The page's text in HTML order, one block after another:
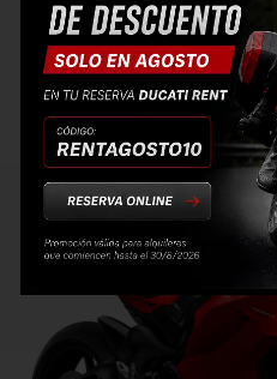
he probado nunca, y aun
Ducati ha creado una
lo mejor de lo mejor.”
— Carlos M. A., usuario de